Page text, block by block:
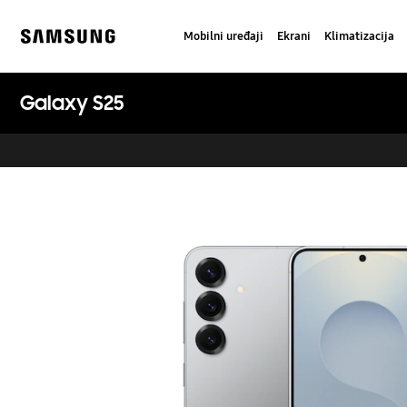
content
Mobilni uređaji Ekrani Klimatizacija
Galaxy S25